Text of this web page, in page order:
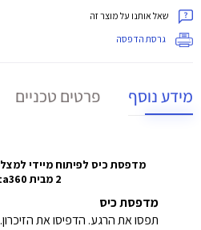
שאל אותנו על מוצר זה
גרסת הדפסה
מידע נוסף פרטים טכניים
2 מבית Insta360
מדפסת כיס
תפסו את הרגע. הדפיסו את הזיכרון.